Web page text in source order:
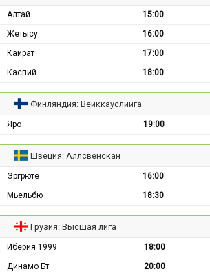
Алтай 15:00
Жетысу
16:00
Кайрат
17:00
Каспий
18:00
Финляндия: Вейккауслиига
Яро 19:00
Швеция: Аллсвенскан
Эргрюте 16:00
Мьельбю
18:30
Грузия: Высшая лига
Иберия 1999 18:00
Динамо Бт
20:00